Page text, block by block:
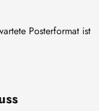
Posterformat ist